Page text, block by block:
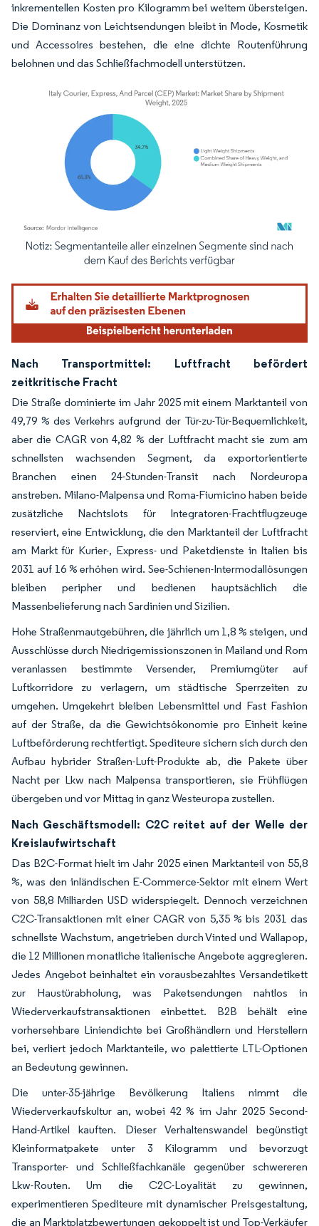
inkrementellen Kosten pro Kilogramm bei weitem übersteigen.
Die Dominanz von Leichtsendungen bleibt in Mode, Kosmetik
und Accessoires bestehen, die eine dichte Routenführung
belohnen und das Schließfachmodell unterstützen.
Bild © Mordor Intelligence. Wiederverwendung erfordert Namensnennung
Nach Transportmittel: Luftfracht befördert
zeitkritische Fracht
Die Straße dominierte im Jahr 2025 mit einem Marktanteil von
49,79 % des Verkehrs aufgrund der Tür-zu-Tür-Bequemlichkeit,
aber die CAGR von 4,82 % der Luftfracht macht sie zum am
schnellsten wachsenden Segment, da exportorientierte
Branchen einen 24-Stunden-Transit nach Nordeuropa
anstreben. Milano-Malpensa und Roma-Fiumicino haben beide
zusätzliche Nachtslots für Integratoren-Frachtflugzeuge
reserviert, eine Entwicklung, die den Marktanteil der Luftfracht
am Markt für Kurier-, Express- und Paketdienste in Italien bis
2031 auf 16 % erhöhen wird. See-Schienen-Intermodallösungen
bleiben peripher und bedienen hauptsächlich die
Massenbelieferung nach Sardinien und Sizilien.
Hohe Straßenmautgebühren, die jährlich um 1,8 % steigen, und
Ausschlüsse durch Niedrigemissionszonen in Mailand und Rom
veranlassen bestimmte Versender, Premiumgüter auf
Luftkorridore zu verlagern, um städtische Sperrzeiten zu
umgehen. Umgekehrt bleiben Lebensmittel und Fast Fashion
auf der Straße, da die Gewichtsökonomie pro Einheit keine
Luftbeförderung rechtfertigt. Spediteure sichern sich durch den
Aufbau hybrider Straßen-Luft-Produkte ab, die Pakete über
Nacht per Lkw nach Malpensa transportieren, sie Frühflügen
übergeben und vor Mittag in ganz Westeuropa zustellen.
Nach Geschäftsmodell: C2C reitet auf der Welle der
Kreislaufwirtschaft
Das B2C-Format hielt im Jahr 2025 einen Marktanteil von 55,8
%, was den inländischen E-Commerce-Sektor mit einem Wert
von 58,8 Milliarden USD widerspiegelt. Dennoch verzeichnen
C2C-Transaktionen mit einer CAGR von 5,35 % bis 2031 das
schnellste Wachstum, angetrieben durch Vinted und Wallapop,
die 12 Millionen monatliche italienische Angebote aggregieren.
Jedes Angebot beinhaltet ein vorausbezahltes Versandetikett
zur Haustürabholung, was Paketsendungen nahtlos in
Wiederverkaufstransaktionen einbettet. B2B behält eine
vorhersehbare Liniendichte bei Großhändlern und Herstellern
bei, verliert jedoch Marktanteile, wo palettierte LTL-Optionen
an Bedeutung gewinnen.
Die unter-35-jährige Bevölkerung Italiens nimmt die
Wiederverkaufskultur an, wobei 42 % im Jahr 2025 Second-
Hand-Artikel kauften. Dieser Verhaltenswandel begünstigt
Kleinformatpakete unter 3 Kilogramm und bevorzugt
Transporter- und Schließfachkanäle gegenüber schwereren
Lkw-Routen. Um die C2C-Loyalität zu gewinnen,
experimentieren Spediteure mit dynamischer Preisgestaltung,
die an Marktplatzbewertungen gekoppelt ist und Top-Verkäufer